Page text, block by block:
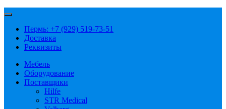
Пермь: +7 (929) 519-73-51
Доставка
Реквизиты
Мебель
Оборудование
Поставщики
Hilfe
STR Medical